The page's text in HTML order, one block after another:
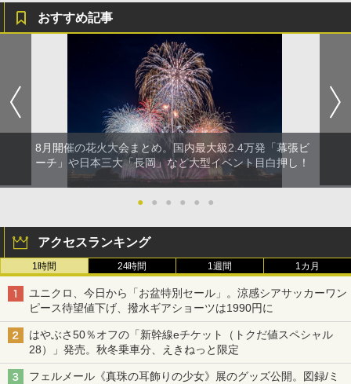
おすすめ記事
8月開催の花火大会まとめ。国内最大級2.4万発「幕張ビ
ーチ」や日本三大「長岡」など大型イベント目白押し！
● ● ● ● ● ●
アクセスランキング
1時間 24時間 1週間 1カ月
ユニクロ、今日から「お盆特別セール」。涼感シアサッカーワン
ピース待望値下げ、撥水ギアショーツは1990円に
はやぶさ50％オフの「新幹線eチケット（トクだ値スペシャル
28）」発売。秋冬乗車分、えきねっと限定
フェルメール《真珠の耳飾りの少女》展のグッズ公開。図録/ミ